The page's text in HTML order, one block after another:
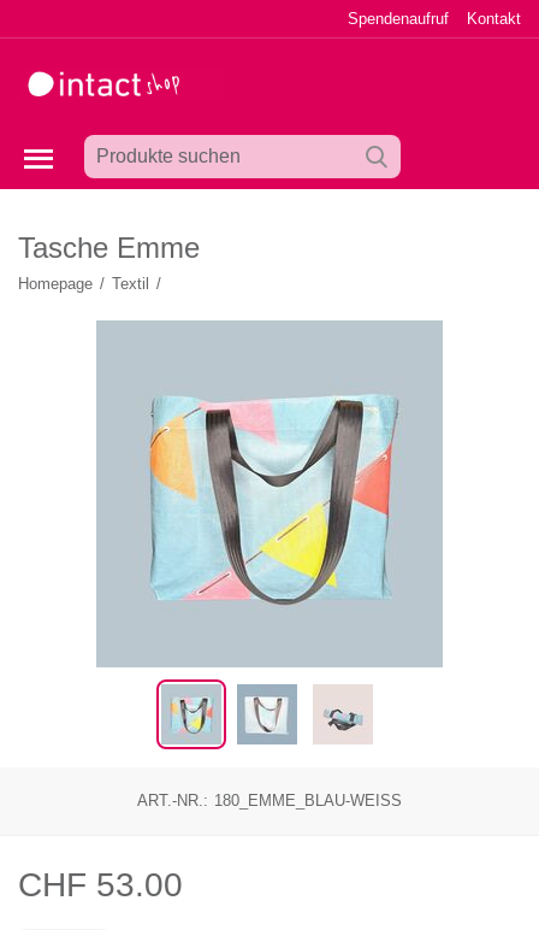
Spendenaufruf Kontakt
Tasche Emme
Homepage / Textil /
ART.-NR.: 180_EMME_BLAU-WEISS
CHF 53.00